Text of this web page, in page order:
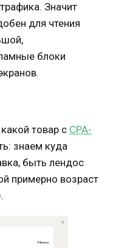
Значит
для чтения
блоки
товар с CPA-
знаем куда
быть лендос
примерно возраст